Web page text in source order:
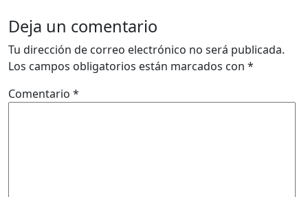
Deja un comentario
Tu dirección de correo electrónico no será publicada.
Los campos obligatorios están marcados con *
Comentario *